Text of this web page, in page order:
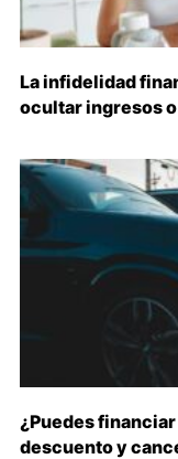
La infidelidad
ocultar ingresos
¿Puedes
descuento y